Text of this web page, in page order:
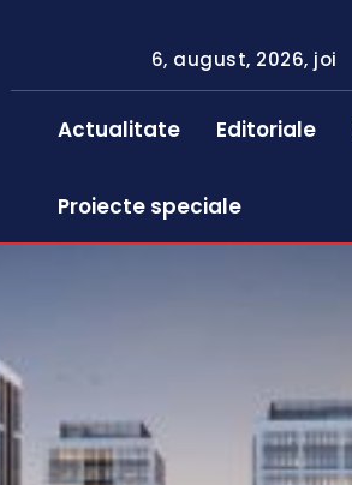
6, august, 2026, joi
Actualitate Editoriale
Proiecte speciale